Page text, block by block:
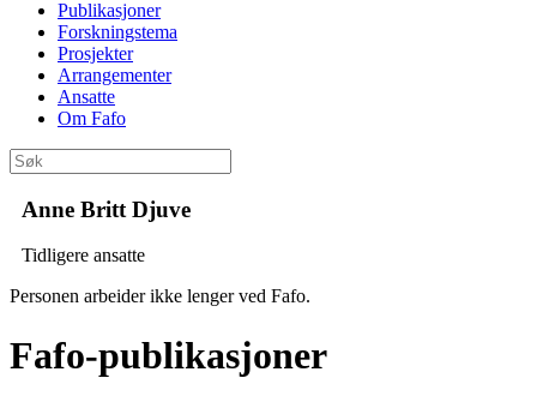
Publikasjoner
Forskningstema
Prosjekter
Arrangementer
Ansatte
Om Fafo
Anne Britt Djuve
Tidligere ansatte
Personen arbeider ikke lenger ved Fafo.
Fafo-publikasjoner